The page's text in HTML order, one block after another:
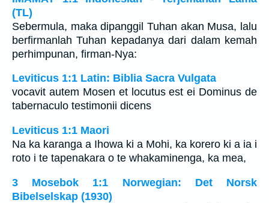
(TL)
Sebermula, maka dipanggil Tuhan akan Musa, lalu
berfirmanlah Tuhan kepadanya dari dalam kemah
perhimpunan, firman-Nya:
Leviticus 1:1 Latin: Biblia Sacra Vulgata
vocavit autem Mosen et locutus est ei Dominus de
tabernaculo testimonii dicens
Leviticus 1:1 Maori
Na ka karanga a Ihowa ki a Mohi, ka korero ki a ia i
roto i te tapenakara o te whakaminenga, ka mea,
3 Mosebok 1:1 Norwegian: Det Norsk
Bibelselskap (1930)